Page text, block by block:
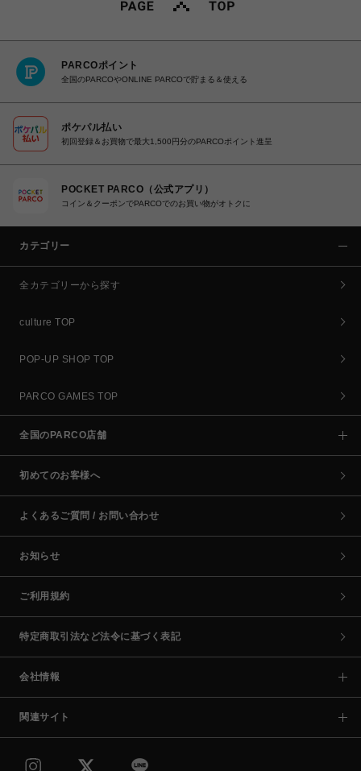
PARCOポイント
全国のPARCOやONLINE PARCOで貯まる＆使える
ポケパル払い
初回登録＆お買物で最大1,500円分のPARCOポイント進呈
POCKET PARCO（公式アプリ）
コイン＆クーポンでPARCOでのお買い物がオトクに
カテゴリー
全カテゴリーから探す
culture TOP
POP-UP SHOP TOP
PARCO GAMES TOP
全国のPARCO店舗
初めてのお客様へ
よくあるご質問 / お問い合わせ
お知らせ
ご利用規約
特定商取引法など法令に基づく表記
会社情報
関連サイト